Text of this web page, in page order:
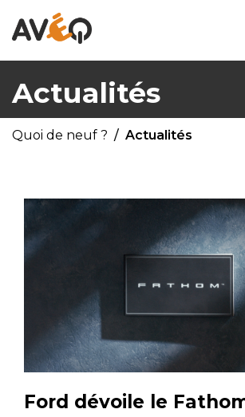
Actualités
Quoi de neuf ? Actualités
Ford dévoile le